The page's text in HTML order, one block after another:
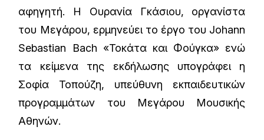
αφηγητή. Η Ουρανία Γκάσιου, οργανίστα
του Μεγάρου, ερμηνεύει το έργο του Johann
Sebastian Bach «Τοκάτα και Φούγκα» ενώ
τα κείμενα της εκδήλωσης υπογράφει η
Σοφία Τοπούζη, υπεύθυνη εκπαιδευτικών
προγραμμάτων του Μεγάρου Μουσικής
Αθηνών.